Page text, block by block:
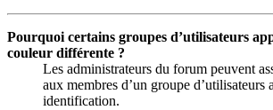
Pourquoi certains groupes d’utilisateurs
couleur différente ?
Les administrateurs du forum peuvent
aux membres d’un groupe
identification.